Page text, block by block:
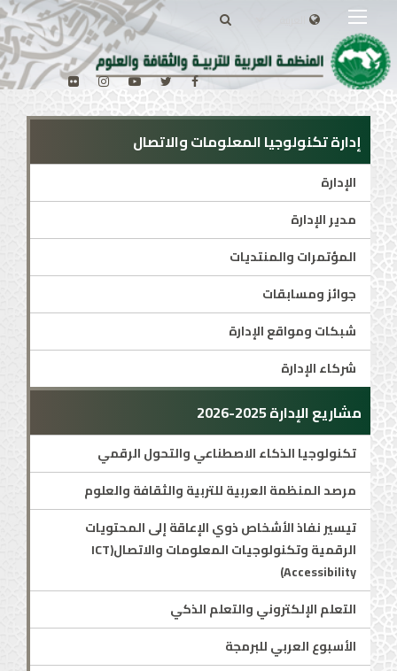
إدارة تكنولوجيا المعلومات والاتصال
الإدارة
مدير الإدارة
المؤتمرات والمنتديات
جوائز ومسابقات
شبكات ومواقع الإدارة
شركاء الإدارة
مشاريع الإدارة 2025-2026
تكنولوجيا الذكاء الاصطناعي والتحول الرقمي
مرصد المنظمة العربية للتربية والثقافة والعلوم
تيسير نفاذ الأشخاص ذوي الإعاقة إلى المحتويات
الرقمية وتكنولوجيات المعلومات والاتصال(ICT
Accessibility)
التعلم الإلكتروني والتعلم الذكي
الأسبوع العربي للبرمجة